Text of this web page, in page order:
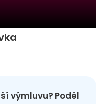
výmluvu? Poděl